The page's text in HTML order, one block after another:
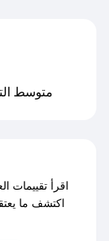
مع صحصح،
متوسط التقييم: 5.0 من 5 نجوم
اقرأ تقييمات
اكتشف ما